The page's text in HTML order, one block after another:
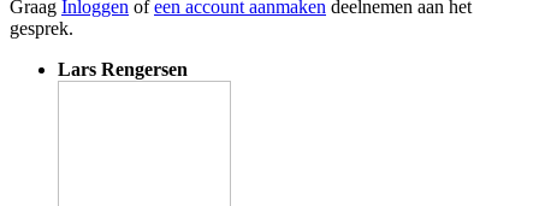
Graag Inloggen ofeen account aanmaken deelnemen aan het
gesprek.
Lars Rengersen